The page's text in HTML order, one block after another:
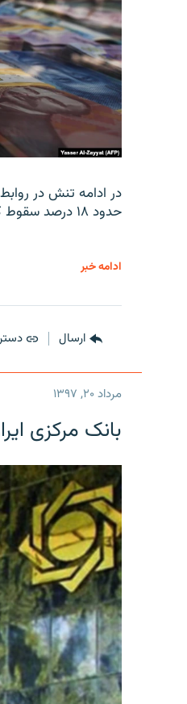
در ادامه تنش در
حدود ۱۸ درصد سقوط کرد.
ادامه خبر
ارسال
مرداد ۲۰, ۱۳۹۷
بانک مرکزی ایران گم شدن ۹